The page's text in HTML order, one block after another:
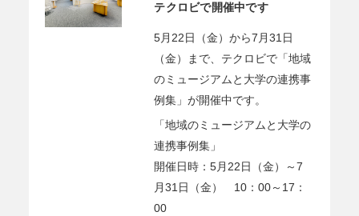
テクロビで開催中です
5月22日（金）から7月31日
（金）まで、テクロビで「地域
のミュージアムと大学の連携事
例集」が開催中です。
「地域のミュージアムと大学の
連携事例集」
開催日時：5月22日（金）～7
月31日（金） 10：00～17：
00